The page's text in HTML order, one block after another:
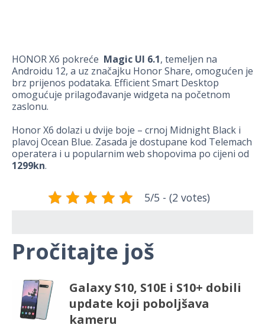
HONOR X6 pokreće Magic UI 6.1, temeljen na
Androidu 12, a uz značajku Honor Share, omogućen je
brz prijenos podataka. Efficient Smart Desktop
omogućuje prilagođavanje widgeta na početnom
zaslonu.
Honor X6 dolazi u dvije boje – crnoj Midnight Black i
plavoj Ocean Blue. Zasada je dostupane kod Telemach
operatera i u popularnim web shopovima po cijeni od
1299kn.
5/5 - (2 votes)
Pročitajte još
Galaxy S10, S10E i S10+ dobili
update koji poboljšava
kameru